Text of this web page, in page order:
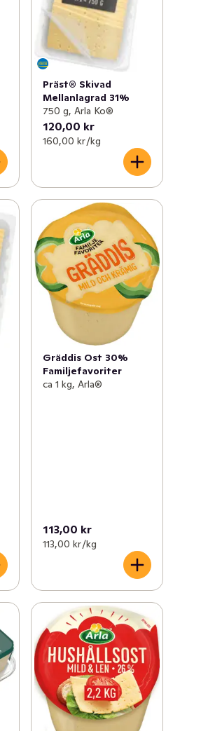
Präst® Skivad
Mellanlagrad 31%
750 g, Arla Ko®
120,00 kr
160,00 kr /kg
Gräddis Ost 30%
Familjefavoriter
ca 1 kg, Arla®
113,00 kr
113,00 kr /kg